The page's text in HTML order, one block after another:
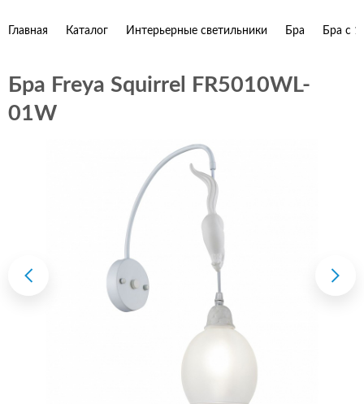
Главная Каталог Интерьерные светильники Бра Бра с
Бра Freya Squirrel FR5010WL-
01W